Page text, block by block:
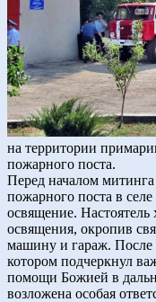
на территории
пожарного поста.
Перед началом
пожарного поста в
освящение.
освящения, окропив
машину и гараж. После
котором подчеркнул
помощи Божией в
возложена особая